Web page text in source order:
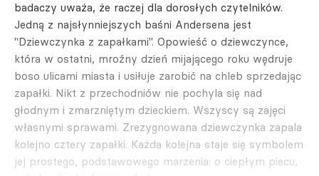
badaczy uważa, że raczej dla dorosłych czytelników.
Jedną z najsłynniejszych baśni Andersena jest
"Dziewczynka z zapałkami". Opowieść o dziewczynce,
która w ostatni, mroźny dzień mijającego roku wędruje
boso ulicami miasta i usiłuje zarobić na chleb sprzedając
zapałki. Nikt z przechodniów nie pochyla się nad
głodnym i zmarzniętym dzieckiem. Wszyscy są zajęci
własnymi sprawami. Zrezygnowana dziewczynka zapala
kolejno cztery zapałki. Każda kolejna staje się symbolem
jej prostego, podstawowego marzenia: o ciepłym piecu,